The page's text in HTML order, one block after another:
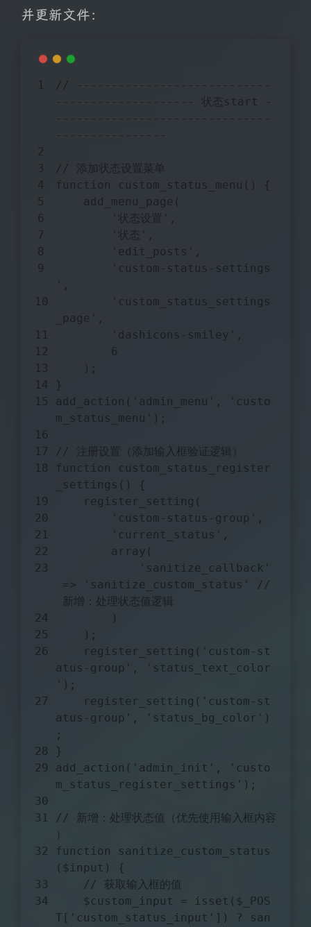
并更新文件：
// ----------------------------
-------------------- 状态start -
-------------------------------
----------------
// 添加状态设置菜单
function
custom_status_menu ( )
{
    add_menu_page(
'状态设置' ,
'状态' ,
'edit_posts' ,
'custom-status-settings
,
'custom_status_settings
_page' ,
'dashicons-smiley' ,
6
    );
}
add_action( 'admin_menu' ,
'custo
m_status_menu' );
// 注册设置（添加输入框验证逻辑）
function
custom_status_register
_settings ( )
{
    register_setting(
'custom-status-group' ,
'current_status' ,
array (
'sanitize_callback'
=>
'sanitize_custom_status'
//
新增：处理状态值逻辑
        )
    );
    register_setting(
'custom-st
atus-group' ,
'status_text_color
' );
    register_setting(
'custom-st
atus-group' , 'status_bg_color' )
;
}
add_action( 'admin_init' ,
'custo
m_status_register_settings' );
// 新增：处理状态值（优先使用输入框内容
）
function
sanitize_custom_status
( $input )
{
// 获取输入框的值
$custom_input
= isset ( $_POS
T [ 'custom_status_input' ]) ? san